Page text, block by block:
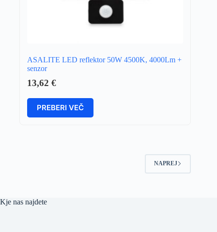
ASALITE LED reflektor 50W 4500K, 4000Lm +
senzor
13,62 €
PREBERI VEČ
NAPREJ
Kje nas najdete